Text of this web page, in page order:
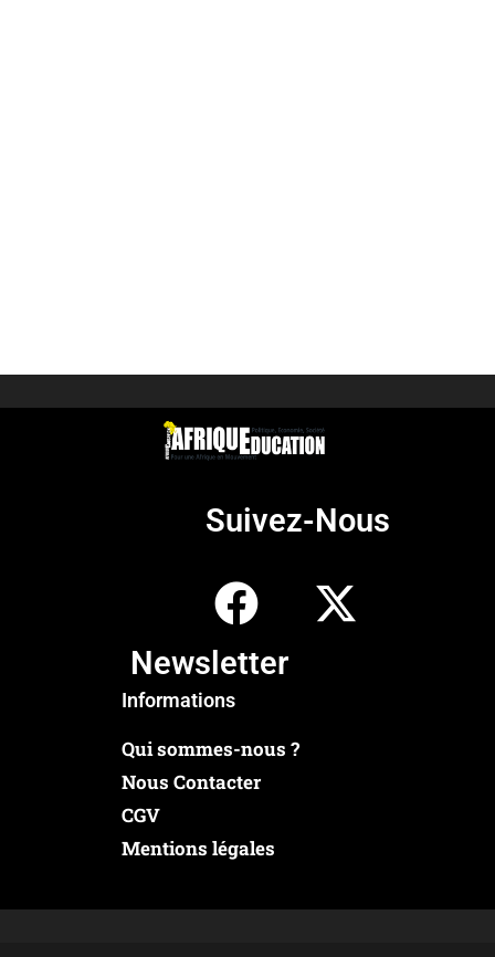
Suivez-Nous
Newsletter
Informations
Qui sommes-nous ?
Nous Contacter
CGV
Mentions légales